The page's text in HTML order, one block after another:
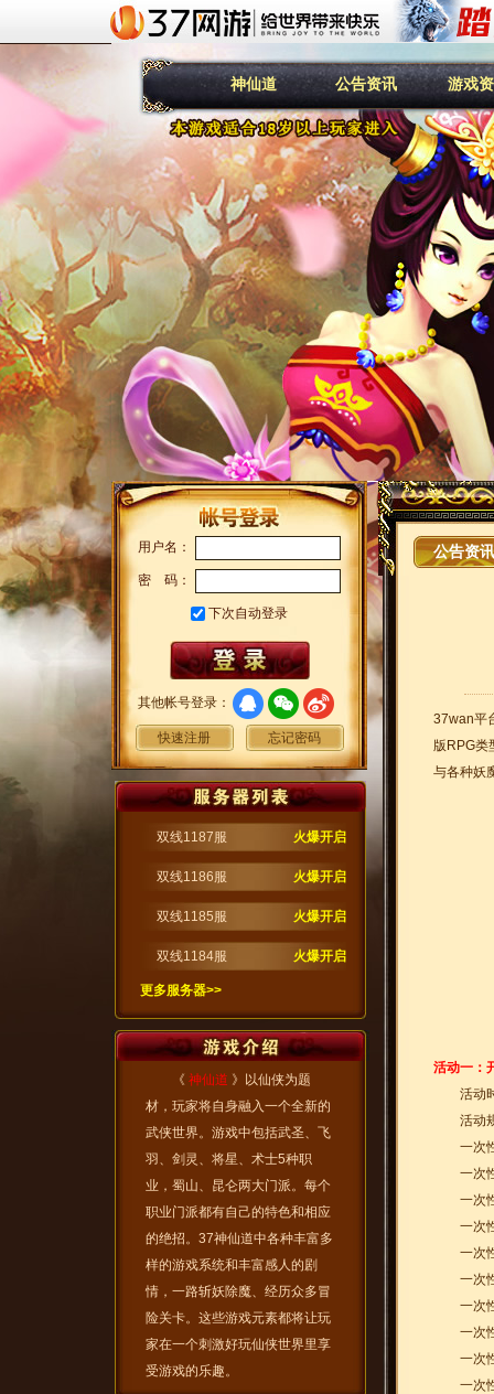
神仙道 公告资讯 游戏
公告资讯
37wan平
版RPG类
与各种妖
活动一：
活动时
活动规
一次性
一次性
一次性
一次性
一次性
一次性
一次性
一次性
一次性
一次性
用户名：
密 码：
下次自动登录
其他帐号登录：
快速注册 忘记密码
火爆开启
双线1187服
火爆开启
双线1186服
火爆开启
双线1185服
火爆开启
双线1184服
更多服务器>>
《 神仙道 》以仙侠为题
材，玩家将自身融入一个全新的
武侠世界。游戏中包括武圣、飞
羽、剑灵、将星、术士5种职
业，蜀山、昆仑两大门派。每个
职业门派都有自己的特色和相应
的绝招。37神仙道中各种丰富多
样的游戏系统和丰富感人的剧
情，一路斩妖除魔、经历众多冒
险关卡。这些游戏元素都将让玩
家在一个刺激好玩仙侠世界里享
受游戏的乐趣。